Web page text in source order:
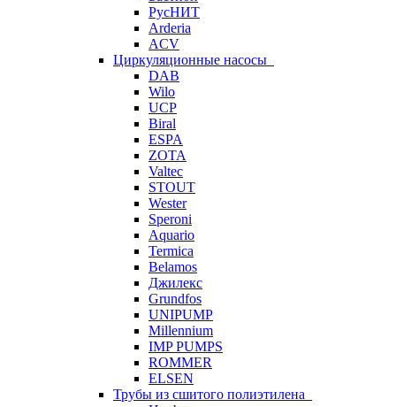
РусНИТ
Arderia
ACV
Циркуляционные насосы
DAB
Wilo
UCP
Biral
ESPA
ZOTA
Valtec
STOUT
Wester
Speroni
Aquario
Termica
Belamos
Джилекс
Grundfos
UNIPUMP
Millennium
IMP PUMPS
ROMMER
ELSEN
Трубы из сшитого полиэтилена